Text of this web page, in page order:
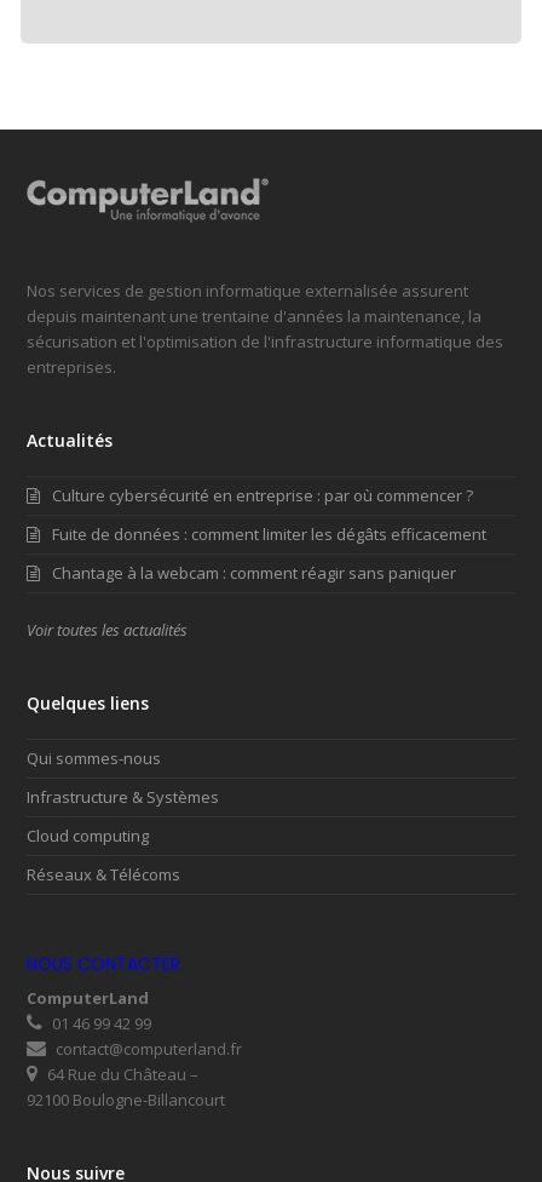
Nos services de gestion informatique externalisée assurent
depuis maintenant une trentaine d'années la maintenance, la
sécurisation et l'optimisation de l'infrastructure informatique des
entreprises.
Actualités
Culture cybersécurité en entreprise : par où commencer ?
Fuite de données : comment limiter les dégâts efficacement
Chantage à la webcam : comment réagir sans paniquer
Voir toutes les actualités
Quelques liens
Qui sommes-nous
Infrastructure & Systèmes
Cloud computing
Réseaux & Télécoms
NOUS CONTACTER
ComputerLand
01 46 99 42 99
contact@computerland.fr
64 Rue du Château –
92100 Boulogne-Billancourt
Nous suivre